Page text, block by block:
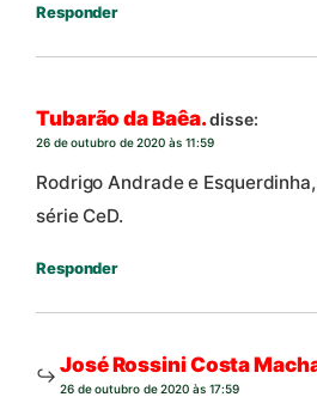
Responder
Tubarão da Baêa.disse:
26 de outubro de 2020 às 11:59
Rodrigo Andrade e
série CeD.
Responder
José Rossini Costa
26 de outubro de 2020 às 17:59